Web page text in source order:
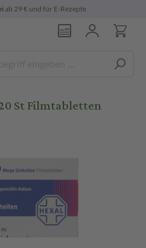
ab 29 € und für E-Rezepte
St Filmtabletten